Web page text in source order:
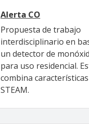
Alerta CO
Propuesta de trabajo
interdisciplinario en
un detector de
para uso residencial.
combina
STEAM.